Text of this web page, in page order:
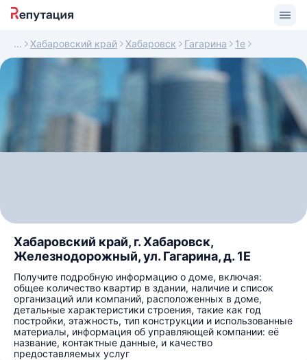
Хабаровский край Хабаровск Гагарина 1е
Хабаровский край, г. Хабаровск,
Железнодорожный, ул. Гагарина, д. 1Е
Получите подробную информацию о доме, включая:
общее количество квартир в здании, наличие и список
организаций или компаний, расположенных в доме,
детальные характеристики строения, такие как год
постройки, этажность, тип конструкции и использованные
материалы, информация об управляющей компании: её
название, контактные данные, и качество
предоставляемых услуг